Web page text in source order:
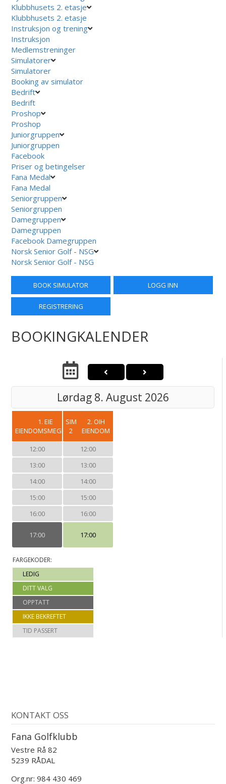
Klubbhusets 2. etasje
Klubbhusets 2. etasje
Instruksjon og trening
Instruksjon
Medlemstreninger
Simulatorer
Simulatorer
Booking av simulator
Bedrift
Bedrift
Proshop
Proshop
Juniorgruppen
Juniorgruppen
Facebook
Priser og betingelser
Fana Medal
Fana Medal
Seniorgruppen
Seniorgruppen
Damegruppen
Damegruppen
Facebook Damegruppen
Norsk Senior Golf - NSG
Norsk Senior Golf - NSG
BOOK SIMULATOR LOGG INN
REGISTRERING
BOOKINGKALENDER
Lørdag 8. August 2026
1. EIE
EIENDOMSMEGLING
12:00
13:00
14:00
15:00
16:00
17:00
SIM
2
2. OIH
EIENDOM
12:00
13:00
14:00
15:00
16:00
17:00
FARGEKODER:
LEDIG
DITT VALG
OPPTATT
IKKE BEKREFTET
TID PASSERT
KONTAKT OSS
Fana Golfklubb
Vestre Rå 82
5239 RÅDAL
Org.nr: 984 430 469